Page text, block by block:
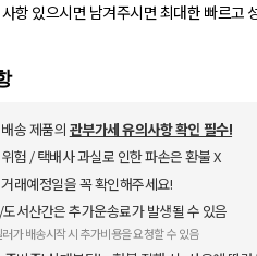
항 있으시면 남겨주시면 최대한 빠르고
유의사항
송 제품의 관부가세 유의사항 확인 필수!
험 / 택배사 과실로 인한 파손은 환불 X
래예정일을 꼭 확인해주세요!
서산간은 추가운송료가 발생될 수 있음
가 배송시작 시 추가비용을 요청할 수 있음